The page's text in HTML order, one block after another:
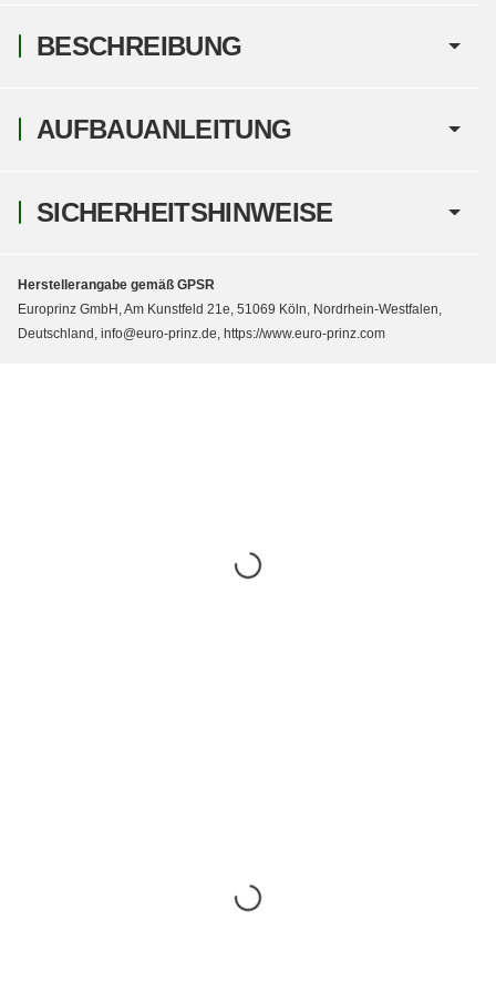
BESCHREIBUNG
AUFBAUANLEITUNG
SICHERHEITSHINWEISE
Herstellerangabe gemäß GPSR
Europrinz GmbH, Am Kunstfeld 21e, 51069 Köln, Nordrhein-Westfalen,
Deutschland, info@euro-prinz.de, https://www.euro-prinz.com